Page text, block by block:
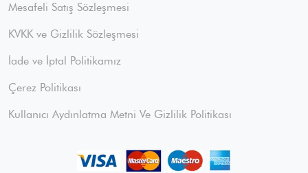
Mesafeli Satış Sözleşmesi
KVKK ve Gizlilik Sözleşmesi
İade ve İptal Politikamız
Çerez Politikası
Kullanıcı Aydınlatma Metni Ve Gizlilik Politikası